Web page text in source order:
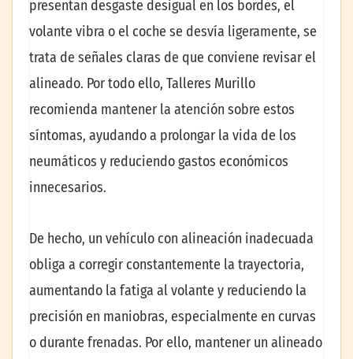
presentan desgaste desigual en los bordes, el
volante vibra o el coche se desvía ligeramente, se
trata de señales claras de que conviene revisar el
alineado. Por todo ello, Talleres Murillo
recomienda mantener la atención sobre estos
síntomas, ayudando a prolongar la vida de los
neumáticos y reduciendo gastos económicos
innecesarios.
De hecho, un vehículo con alineación inadecuada
obliga a corregir constantemente la trayectoria,
aumentando la fatiga al volante y reduciendo la
precisión en maniobras, especialmente en curvas
o durante frenadas. Por ello, mantener un alineado